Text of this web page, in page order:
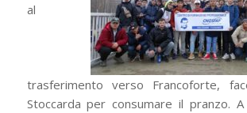
al
trasferimento verso Francoforte,
Stoccarda per consumare il pranzo.